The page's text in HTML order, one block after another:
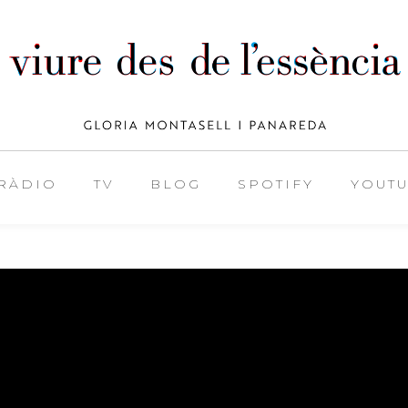
TV BLOG SPOTIFY